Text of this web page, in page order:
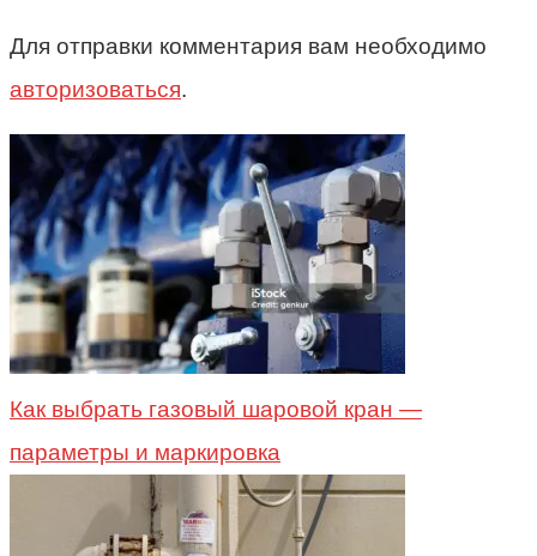
Для отправки комментария вам необходимо
авторизоваться.
Как выбрать газовый шаровой кран —
параметры и маркировка